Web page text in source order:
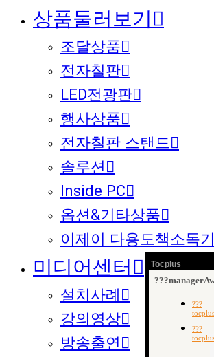
상품둘러보기
조달상품
전자칠판
LED전광판
행사상품
전자칠판 스탠드
솔루션
Inside PC
옵션&기타상품
이제이 다용도책소독기
미디어센터
설치사례
강의영상
방송출연
Tocplus